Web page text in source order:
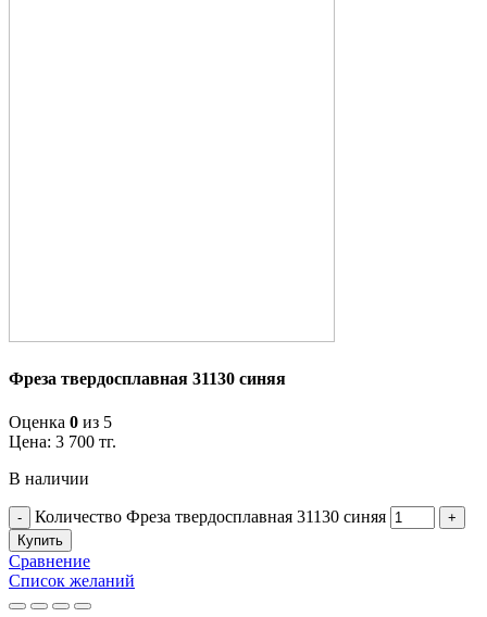
Фреза твердосплавная 31130 синяя
Оценка 0 из 5
Цена: 3 700 тг.
В наличии
Количество Фреза твердосплавная 31130 синяя
Купить
Сравнение
Список желаний